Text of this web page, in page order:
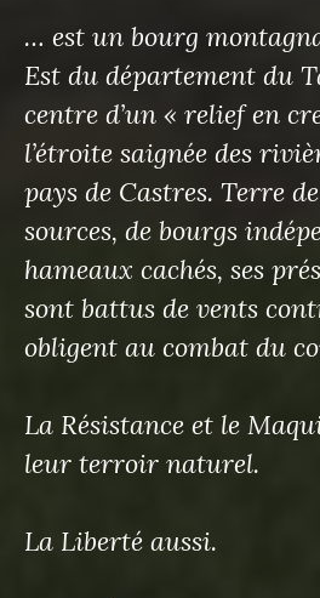
… est un bourg
Est du département du
centre d’un « relief en
l’étroite saignée des
pays de Castres. Terre
sources, de bourgs
hameaux cachés, ses
sont battus de vents
obligent au combat du
La Résistance et le
leur terroir naturel.
La Liberté aussi.